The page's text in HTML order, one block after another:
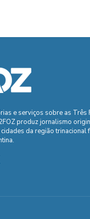
e serviços sobre as Três
produz jornalismo
cidades da região